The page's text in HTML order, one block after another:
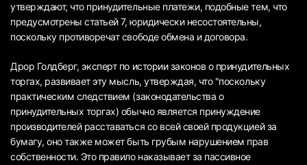
утверждают, что принудительные платежи, подобные тем, что
предусмотрены статьей 7, юридически несостоятельны,
поскольку противоречат свободе обмена и договора.
Дрор Голдберг, эксперт по истории законов о принудительных
торгах, развивает эту мысль, утверждая, что "поскольку
практическим следствием (законодательства о
принудительных торгах) обычно является принуждение
производителей расставаться со всей своей продукцией за
бумагу, оно также может быть грубым нарушением прав
собственности. Это правило наказывает за пассивное